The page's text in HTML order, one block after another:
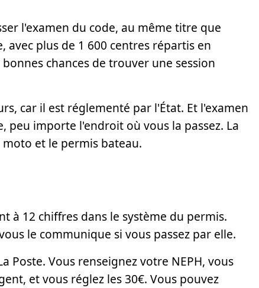
l'examen du code, au même titre que
avec plus de 1 600 centres répartis en
chances de trouver une session
car il est réglementé par l'État. Et l'examen
peu importe l'endroit où vous la passez. La
et le permis bateau.
à 12 chiffres dans le système du permis.
le communique si vous passez par elle.
Poste. Vous renseignez votre NEPH, vous
et vous réglez les 30€. Vous pouvez